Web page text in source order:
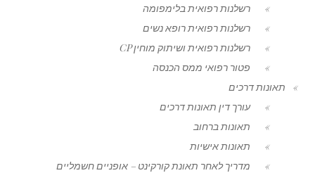
רשלנות רפואית בלימפומה
רשלנות רפואית רופא נשים
רשלנות רפואית ושיתוק מוחין CP
פטור רפואי ממס הכנסה
תאונות דרכים
עורך דין תאונות דרכים
תאונות ברחוב
תאונות אישיות
מדריך לאחר תאונת קורקינט – אופניים חשמליים